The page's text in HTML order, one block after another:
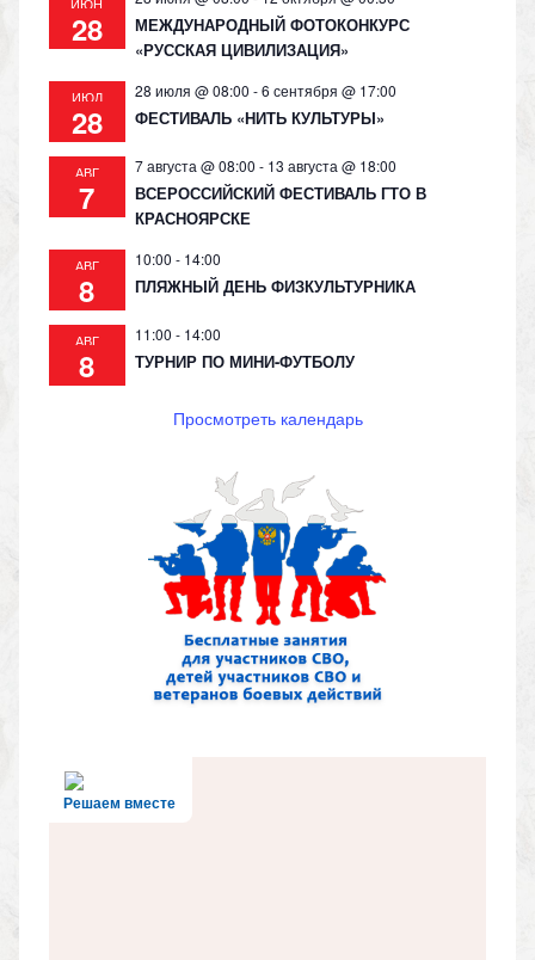
28
МЕЖДУНАРОДНЫЙ ФОТОКОНКУРС
«РУССКАЯ ЦИВИЛИЗАЦИЯ»
ИЮЛ
28
28 июля @ 08:00 -6 сентября @ 17:00
ФЕСТИВАЛЬ «НИТЬ КУЛЬТУРЫ»
АВГ
7
7 августа @ 08:00 - 13 августа @ 18:00
ВСЕРОССИЙСКИЙ ФЕСТИВАЛЬ ГТО В
КРАСНОЯРСКЕ
АВГ
8
10:00 - 14:00
ПЛЯЖНЫЙ ДЕНЬ ФИЗКУЛЬТУРНИКА
АВГ
8
11:00 - 14:00
ТУРНИР ПО МИНИ-ФУТБОЛУ
Просмотреть календарь
Решаем вместе